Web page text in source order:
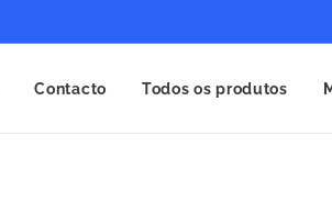
Contacto Todos os produtos